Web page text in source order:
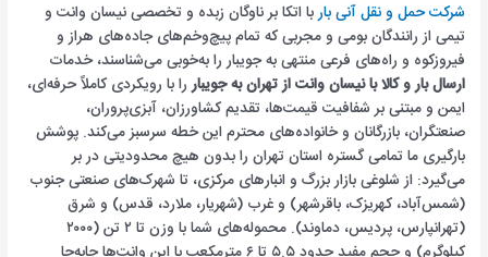
شرکت حمل و نقل آنی باربا اتکا بر ناوگان زبده و تخصصی نیسان وانت و
تیمی از رانندگان بومی و مجربی که تمام پیچ‌وخم‌های جاده‌های هراز و
فیروزکوه و راه‌های فرعی منتهی به جویبار را به‌خوبی می‌شناسند، خدمات
ارسال بار و کالا با نیسان وانت از تهران به جویباررا با رویکردی کاملاً حرفه‌ای،
ایمن و مبتنی بر شفافیت قیمت‌ها، تقدیم کشاورزان، آبزی‌پروران،
صنعتگران، بازرگانان و خانواده‌های محترم این خطه سرسبز می‌کند. پوشش
بارگیری ما تمامی گستره استان تهران را بدون هیچ محدودیتی در بر
می‌گیرد: از شلوغی بازار بزرگ و انبارهای مرکزی، تا شهرک‌های صنعتی جنوب
(شمس‌آباد، کهریزک، باقرشهر) و غرب (شهریار، ملارد، قدس) و شرق
(تهرانپارس، پردیس، دماوند). محموله‌های شما با وزن تا ۲ تن (۲۰۰۰